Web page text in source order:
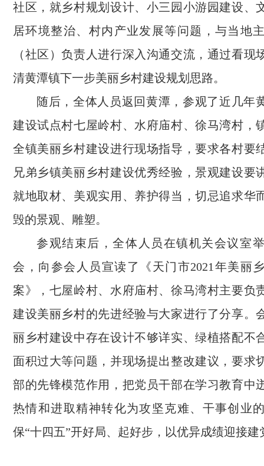
社区，就乡村规划设计、小三园小游园建设、
居环境整治、村内产业发展等问题，与当地
（社区）负责人进行深入沟通交流，通过看现
清黄潭镇下一步美丽乡村建设规划思路。
随后，全体人员返回黄潭，参观了近几年
建设试点村七屋岭村、水府庙村、徐马湾村，
全镇美丽乡村建设进行现场指导，要求各村要
兄弟乡镇美丽乡村建设优秀经验，景观建设要
就地取材、美观实用、养护得当，切忌追求华
毁的景观、雕塑。
参观结束后，全体人员在镇机关会议室
会，向参会人员宣读了《天门市2021年美丽
案》，七屋岭村、水府庙村、徐马湾村主要负
建设美丽乡村的先进经验与大家进行了分享。
丽乡村建设中存在设计不够详实、绿植搭配不
面积过大等问题，并现场提出整改建议，要求
部的先锋模范作用，把党员干部在学习教育中
热情和进取精神转化为攻坚克难、干事创业
保“十四五”开好局、起好步，以优异成绩迎接建